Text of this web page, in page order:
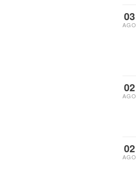
03
AGO
02
AGO
02
AGO